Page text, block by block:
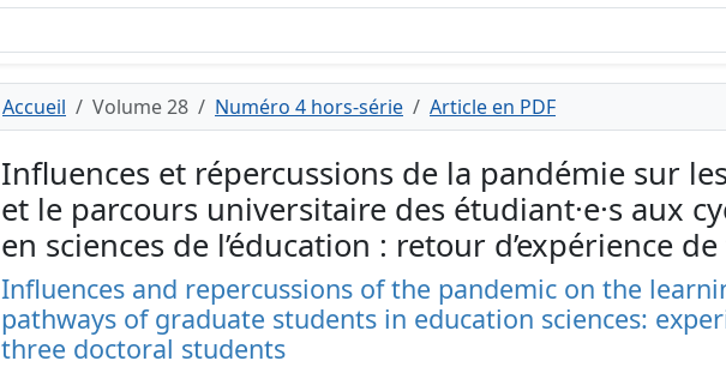
Accueil Volume 28 Numéro 4 hors-série Article en PDF
Influences et répercussions de la pandémie sur
et le parcours universitaire des étudiant·e·s aux
en sciences de l’éducation : retour d’expérience
Influences and repercussions of the pandemic on the
pathways of graduate students in education sciences:
three doctoral students